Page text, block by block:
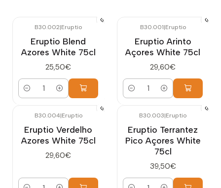
B30.002|Eruptio
Eruptio Blend
Azores White 75cl
25,50€
Cantidad
B30.001|Eruptio
Eruptio Arinto
Açores White 75cl
29,60€
Cantidad
B30.004|Eruptio
Eruptio Verdelho
Azores White 75cl
29,60€
B30.003|Eruptio
Eruptio Terrantez
Pico Açores White
75cl
39,50€